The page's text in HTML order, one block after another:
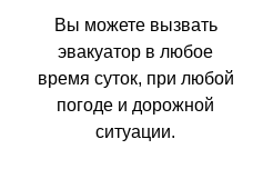
Вы можете вызвать
эвакуатор в любое
время суток, при любой
погоде и дорожной
ситуации.